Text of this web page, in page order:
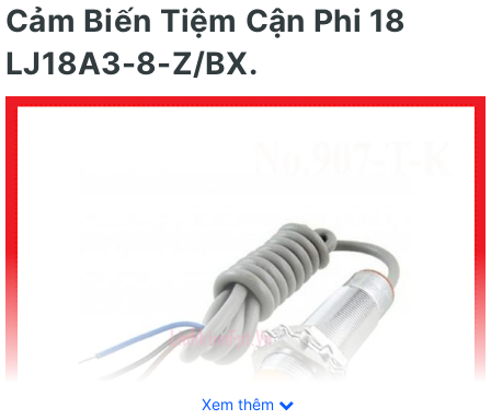
Cảm Biến Tiệm Cận Phi 18
LJ18A3-8-Z/BX.
Xem thêm